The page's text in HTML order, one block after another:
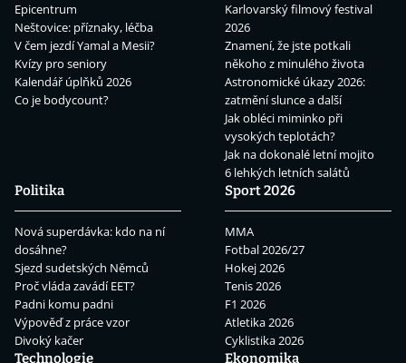
Epicentrum
Neštovice: příznaky, léčba
V čem jezdí Yamal a Mesii?
Kvízy pro seniory
Kalendář úplňků 2026
Co je bodycount?
Karlovarský filmový festival
2026
Znamení, že jste potkali
někoho z minulého života
Astronomické úkazy 2026:
zatmění slunce a další
Jak obléci miminko při
vysokých teplotách?
Jak na dokonalé letní mojito
6 lehkých letních salátů
Politika
Nová superdávka: kdo na ní
dosáhne?
Sjezd sudetských Němců
Proč vláda zavádí EET?
Padni komu padni
Výpověď z práce vzor
Divoký kačer
Sport 2026
MMA
Fotbal 2026/27
Hokej 2026
Tenis 2026
F1 2026
Atletika 2026
Cyklistika 2026
Technologie
Ekonomika